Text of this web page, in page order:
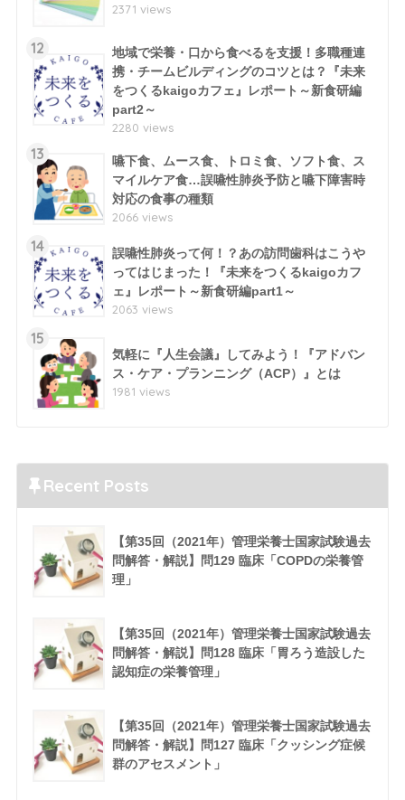
2371 views
12
地域で栄養・口から食べるを支援！多職種連
携・チームビルディングのコツとは？『未来
をつくるkaigoカフェ』レポート～新食研編
part2～
2280 views
13
嚥下食、ムース食、トロミ食、ソフト食、ス
マイルケア食…誤嚥性肺炎予防と嚥下障害時
対応の食事の種類
2066 views
14
誤嚥性肺炎って何！？あの訪問歯科はこうや
ってはじまった！『未来をつくるkaigoカフ
ェ』レポート～新食研編part1～
2063 views
15
気軽に『人生会議』してみよう！『アドバン
ス・ケア・プランニング（ACP）』とは
1981 views
Recent Posts
【第35回（2021年）管理栄養士国家試験過去
問解答・解説】問129 臨床「COPDの栄養管
理」
【第35回（2021年）管理栄養士国家試験過去
問解答・解説】問128 臨床「胃ろう造設した
認知症の栄養管理」
【第35回（2021年）管理栄養士国家試験過去
問解答・解説】問127 臨床「クッシング症候
群のアセスメント」